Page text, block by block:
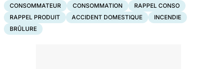
CONSOMMATEUR CONSOMMATION
RAPPEL CONSO
RAPPEL PRODUIT
ACCIDENT DOMESTIQUE
INCENDIE
BRÛLURE